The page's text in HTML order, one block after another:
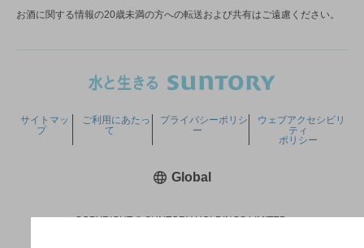
お酒に関する情報の20歳未満の方への転送および共有はご遠慮ください。
COPYRIGHT © SUNTORY HOLDINGS LIMITED.
サイトマッ
プ
ご利用にあたっ
て
プライバシーポリシ
ー
ウェブアクセシビリ
ティ
ポリシー
Global新しいウィンドウで開く